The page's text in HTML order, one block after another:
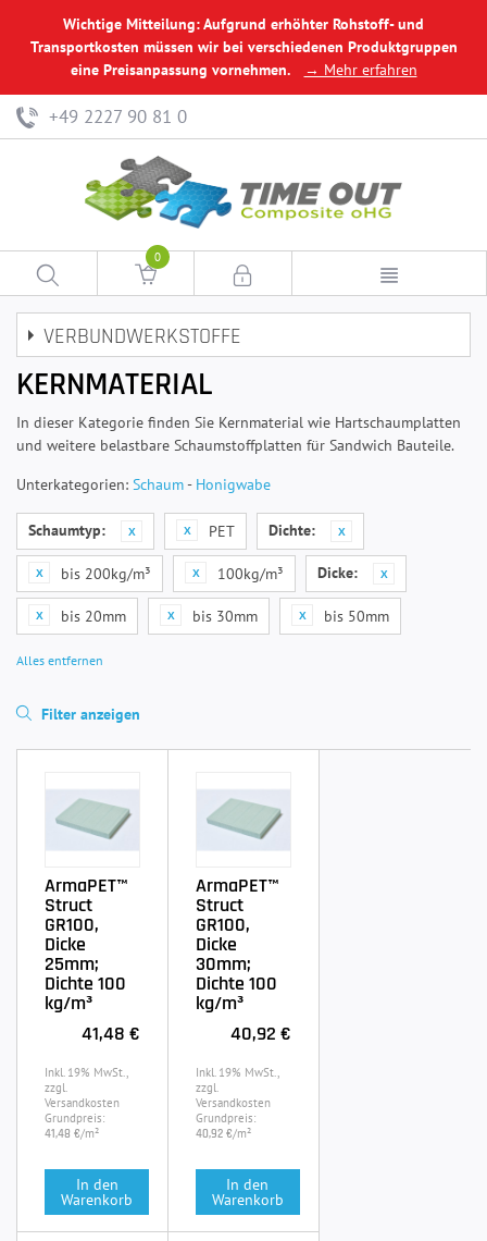
Wichtige Mitteilung: Aufgrund erhöhter Rohstoff- und
Transportkosten müssen wir bei verschiedenen Produktgruppen
eine Preisanpassung vornehmen.
→ Mehr erfahren
+49 2227 90 81 0
0
VERBUNDWERKSTOFFE
KERNMATERIAL
In dieser Kategorie finden Sie Kernmaterial wie Hartschaumplatten
und weitere belastbare Schaumstoffplatten für Sandwich Bauteile.
Unterkategorien: Schaum- Honigwabe
Schaumtyp: PET Dichte:
bis 200kg/m³ 100kg/m³ Dicke:
bis 20mm bis 30mm bis 50mm
Alles entfernen
Filter anzeigen
ArmaPET™
Struct
GR100,
Dicke
25mm;
Dichte 100
kg/m³
41,48 €
Inkl. 19% MwSt.,
zzgl.
Versandkosten
Grundpreis:
41,48 €/m²
In den
Warenkorb
ArmaPET™
Struct
GR100,
Dicke
30mm;
Dichte 100
kg/m³
40,92 €
Inkl. 19% MwSt.,
zzgl.
Versandkosten
Grundpreis:
40,92 €/m²
In den
Warenkorb